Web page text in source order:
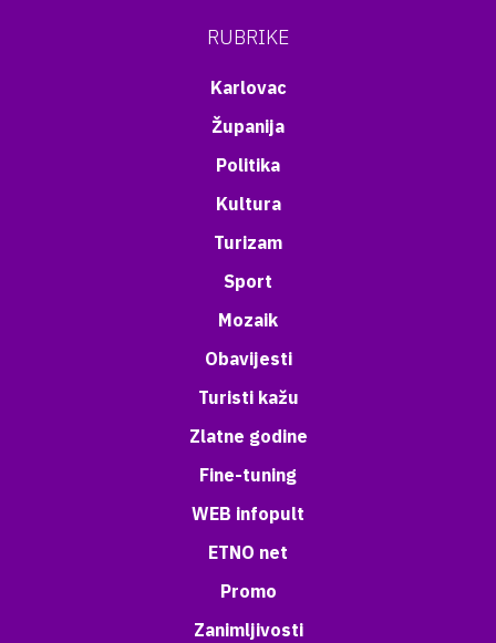
RUBRIKE
Karlovac
Županija
Politika
Kultura
Turizam
Sport
Mozaik
Obavijesti
Turisti kažu
Zlatne godine
Fine-tuning
WEB infopult
ETNO net
Promo
Zanimljivosti